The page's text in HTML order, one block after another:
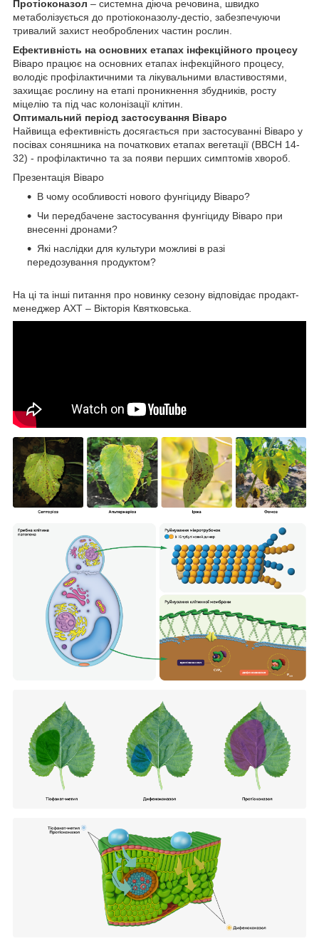
Протіоконазол – системна діюча речовина, швидко
метаболізується до протіоконазолу-дестіо, забезпечуючи
тривалий захист необроблених частин рослин.
Ефективність на основних етапах інфекційного процесу
Віваро працює на основних етапах інфекційного процесу,
володіє профілактичними та лікувальними властивостями,
захищає рослину на етапі проникнення збудників, росту
міцелію та під час колонізації клітин.
Оптимальний період застосування Віваро
Найвища ефективність досягається при застосуванні Віваро у
посівах соняшника на початкових етапах вегетації (BBCH 14-
32) - профілактично та за появи перших симптомів хвороб.
Презентація Віваро
В чому особливості нового фунгіциду Віваро?
Чи передбачене застосування фунгіциду Віваро при
внесенні дронами?
Які наслідки для культури можливі в разі
передозування продуктом?
На ці та інші питання про новинку сезону відповідає продакт-
менеджер АХТ – Вікторія Квятковська.